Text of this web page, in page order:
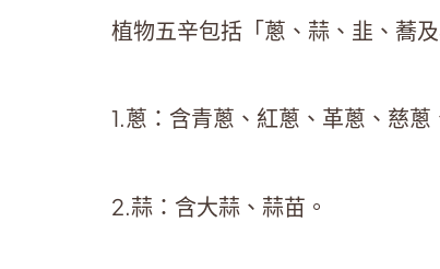
植物五辛包括「蔥、蒜、韭、蕎
1.蔥：含青蔥、紅蔥、革蔥、慈蔥
2.蒜：含大蒜、蒜苗。